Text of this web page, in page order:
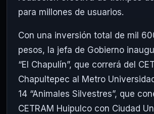
para millones de usuarios.
Con una inversión total de mil
pesos, la jefa de Gobierno
“El Chapulín”, que correrá del
Chapultepec al Metro
14 “Animales Silvestres”, que
CETRAM Huipulco con Ciudad